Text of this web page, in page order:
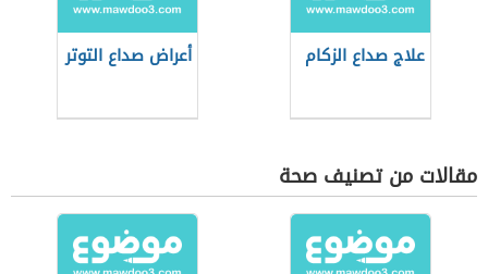
علاج صداع الزكام أعراض صداع التوتر
مقالات من تصنيف صحة